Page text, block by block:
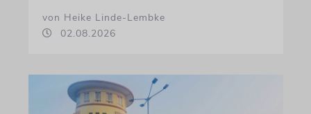
von Heike Linde-Lembke
02.08.2026